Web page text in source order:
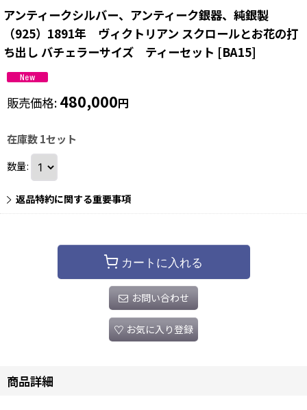
アンティークシルバー、アンティーク銀器、純銀製
（925）1891年 ヴィクトリアン スクロールとお花の打
ち出し バチェラーサイズ ティーセット [BA15]
販売価格: 480,000円
在庫数 1セット
数量:
返品特約に関する重要事項
カートに入れる
お問い合わせ
お気に入り登録
商品詳細